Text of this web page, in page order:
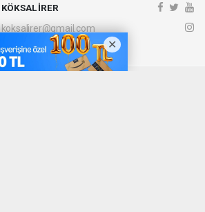
KÖKSAL İRER
koksalirer@gmail.com